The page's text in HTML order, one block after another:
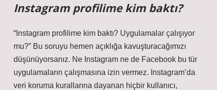
Instagram profilime kim baktı?
“Instagram profilime kim baktı? Uygulamalar çalışıyor
mu?” Bu soruyu hemen açıklığa kavuşturacağımızı
düşünüyorsanız. Ne Instagram ne de Facebook bu tür
uygulamaların çalışmasına izin vermez. Instagram’da
veri koruma kurallarına dayanan hiçbir kullanıcı,